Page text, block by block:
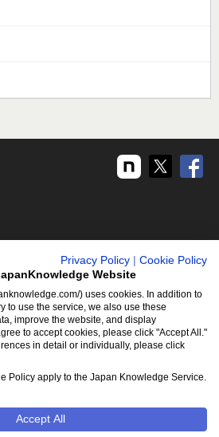
Inc. All rights reserved.
Privacy Policy
Cookie Policy
Website
) uses cookies. In addition to
to use the service, we also use these
improve the website, and display
to accept cookies, please click "Accept All."
in detail or individually, please click
Policy apply to the Japan Knowledge Service.
Accept All